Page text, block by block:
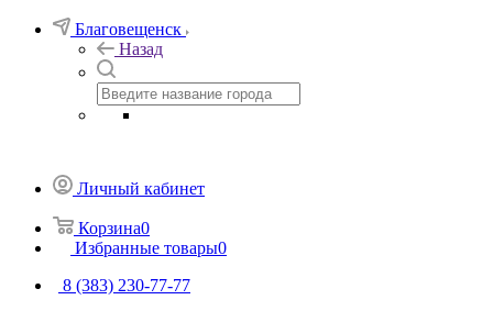
Благовещенск
Назад
Личный кабинет
Корзина0
Избранные товары0
8 (383) 230-77-77